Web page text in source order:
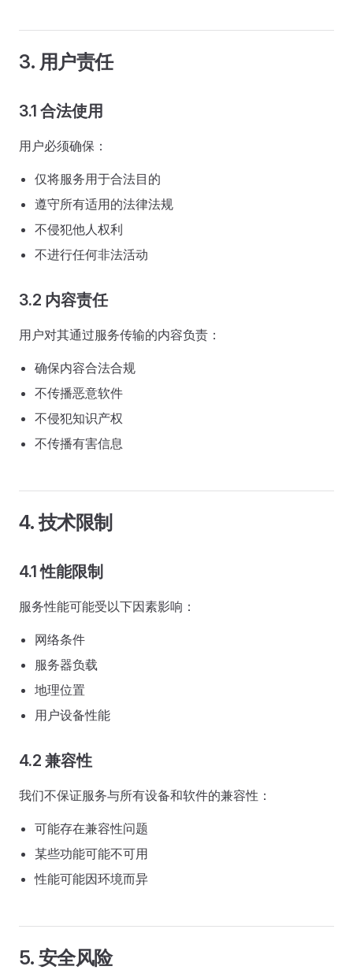
3. 用户责任
3.1 合法使用
用户必须确保：
仅将服务用于合法目的
遵守所有适用的法律法规
不侵犯他人权利
不进行任何非法活动
3.2 内容责任
用户对其通过服务传输的内容负责：
确保内容合法合规
不传播恶意软件
不侵犯知识产权
不传播有害信息
4. 技术限制
4.1 性能限制
服务性能可能受以下因素影响：
网络条件
服务器负载
地理位置
用户设备性能
4.2 兼容性
我们不保证服务与所有设备和软件的兼容性：
可能存在兼容性问题
某些功能可能不可用
性能可能因环境而异
5. 安全风险